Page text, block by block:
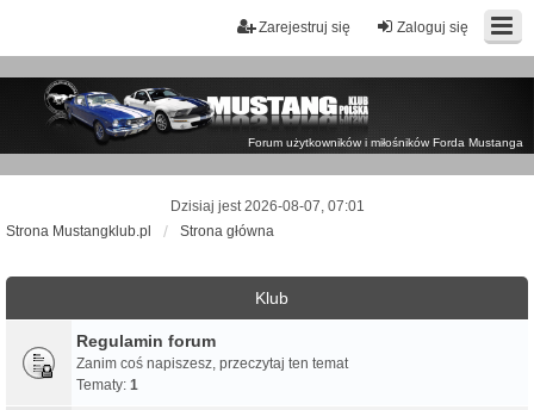
Zaloguj się
Zarejestruj się
Forum użytkowników i miłośników Forda Mustanga
Dzisiaj jest 2026-08-07, 07:01
Strona Mustangklub.pl
Strona główna
Klub
Regulamin forum
Zanim coś napiszesz, przeczytaj ten temat
Tematy: 1